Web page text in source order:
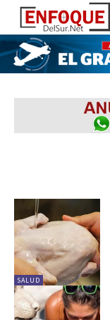
SALUD